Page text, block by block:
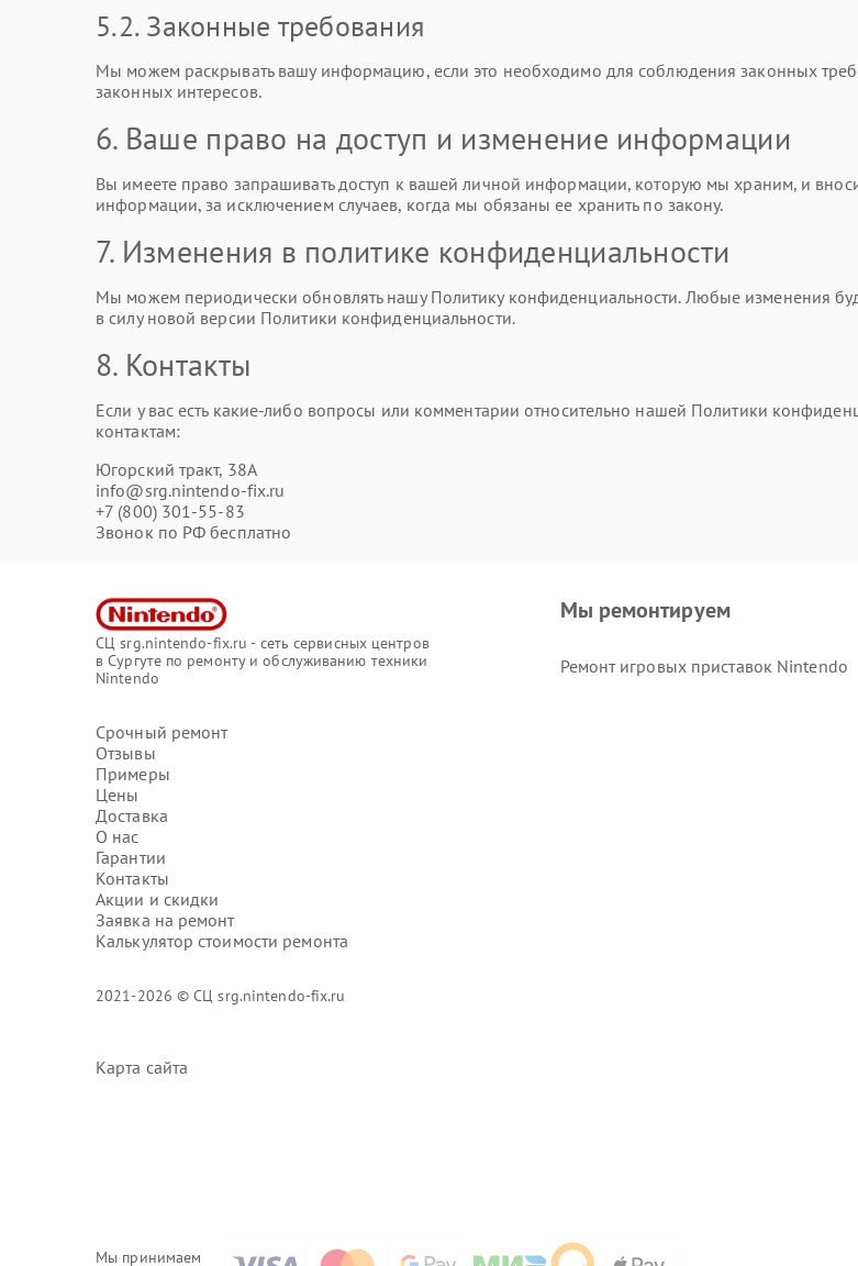
5.2. Законные требования
Мы можем раскрывать вашу информацию, если это необходимо для соблюдения законных
законных интересов.
6. Ваше право на доступ и изменение информации
Вы имеете право запрашивать доступ к вашей личной информации, которую мы храним, и
информации, за исключением случаев, когда мы обязаны ее хранить по закону.
7. Изменения в политике конфиденциальности
Мы можем периодически обновлять нашу Политику конфиденциальности. Любые изменения
в силу новой версии Политики конфиденциальности.
8. Контакты
Если у вас есть какие-либо вопросы или комментарии относительно нашей Политики
контактам:
Югорский тракт, 38А
info@srg.nintendo-fix.ru
+7 (800) 301-55-83
Звонок по РФ бесплатно
СЦ srg.nintendo-fix.ru - сеть сервисных центров
в Сургуте по ремонту и обслуживанию техники
Nintendo
Срочный ремонт
Отзывы
Примеры
Цены
Доставка
О нас
Гарантии
Контакты
Акции и скидки
Заявка на ремонт
Калькулятор стоимости ремонта
2021-2026 © СЦ srg.nintendo-fix.ru
Карта сайта
Мы принимаем
Мы ремонтируем
Ремонт игровых приставок Nintendo